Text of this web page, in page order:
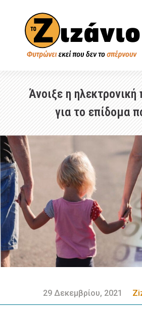
Άνοιξε η
για το επίδομα
29 Δεκεμβρίου, 2021